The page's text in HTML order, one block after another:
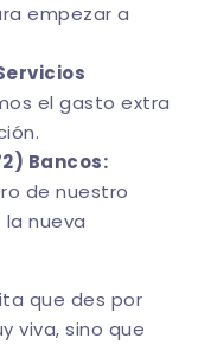
empezar a
el gasto extra
Bancos:
de nuestro
nueva
que des por
viva, sino que